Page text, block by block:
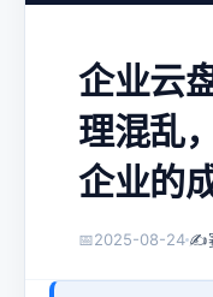
企业云
理混乱
企业的
📅2025-08-24 ✍️